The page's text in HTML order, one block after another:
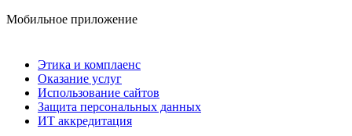
Мобильное приложение
Этика и комплаенс
Оказание услуг
Использование сайтов
Защита персональных данных
ИТ аккредитация